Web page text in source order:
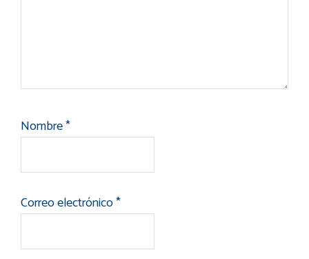
Nombre*
Correo electrónico*